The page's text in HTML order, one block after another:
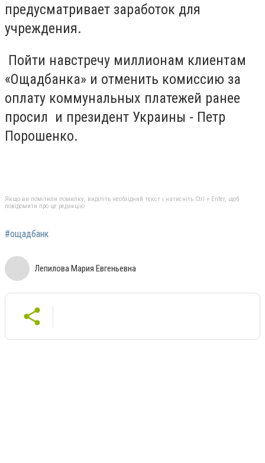
предусматривает заработок для
учреждения.
Пойти навстречу миллионам клиентам
«Ощадбанка» и отменить комиссию за
оплату коммунальных платежей ранее
просил и президент Украины - Петр
Порошенко.
Якщо ви помітили помилку, виділіть необхідний текст і натисніть Ctrl + Enter, щоб
повідомити про це редакцію
#ощадбанк
Лепилова Мария Евгеньевна